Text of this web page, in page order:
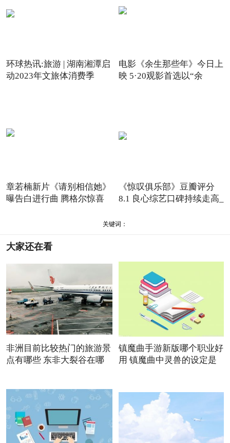
环球热讯:旅游 | 湖南湘潭启
动2023年文旅体消费季
电影《余生那些年》今日上
映 5·20观影首选以“余
章若楠新片《请别相信她》
曝告白进行曲 腾格尔惊喜
《惊叹俱乐部》豆瓣评分
8.1 良心综艺口碑持续走高_
关键词：
大家还在看
非洲目前比较热门的旅游景
点有哪些 东非大裂谷在哪
镇魔曲手游新版哪个职业好
用 镇魔曲中灵兽的设定是